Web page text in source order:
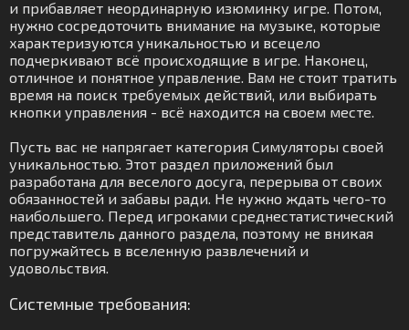
и прибавляет неординарную изюминку игре. Потом,
нужно сосредоточить внимание на музыке, которые
характеризуются уникальностью и всецело
подчеркивают всё происходящие в игре. Наконец,
отличное и понятное управление. Вам не стоит тратить
время на поиск требуемых действий, или выбирать
кнопки управления - всё находится на своем месте.
Пусть вас не напрягает категория Симуляторы своей
уникальностью. Этот раздел приложений был
разработана для веселого досуга, перерыва от своих
обязанностей и забавы ради. Не нужно ждать чего-то
наибольшего. Перед игроками среднестатистический
представитель данного раздела, поэтому не вникая
погружайтесь в вселенную развлечений и
удовольствия.
Системные требования: